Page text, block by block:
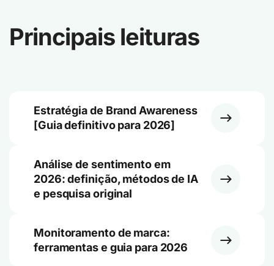
Principais leituras
Estratégia de Brand Awareness
[Guia definitivo para 2026]
Análise de sentimento em
2026: definição, métodos de IA
e pesquisa original
Monitoramento de marca:
ferramentas e guia para 2026